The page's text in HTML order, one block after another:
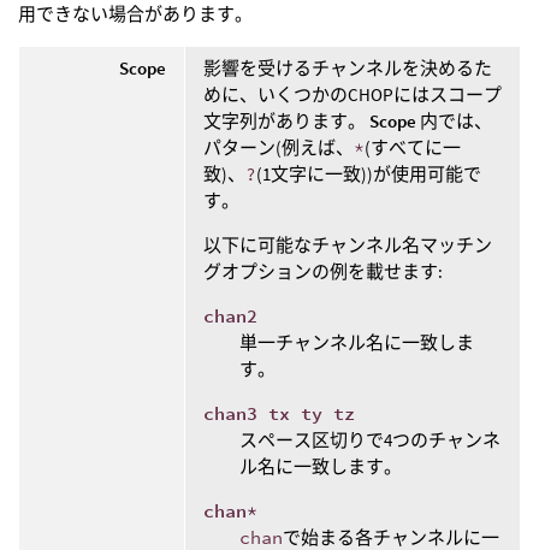
用できない場合があります。
Scope
影響を受けるチャンネルを決めるた
めに、いくつかのCHOPにはスコープ
文字列があります。 Scope 内では、
パターン(例えば、 *(すべてに一
致)、
?(1文字に一致))が使用可能で
す。
以下に可能なチャンネル名マッチン
グオプションの例を載せます:
chan2
単一チャンネル名に一致しま
す。
chan3 tx ty tz
スペース区切りで4つのチャンネ
ル名に一致します。
chan*
chanで始まる各チャンネルに一